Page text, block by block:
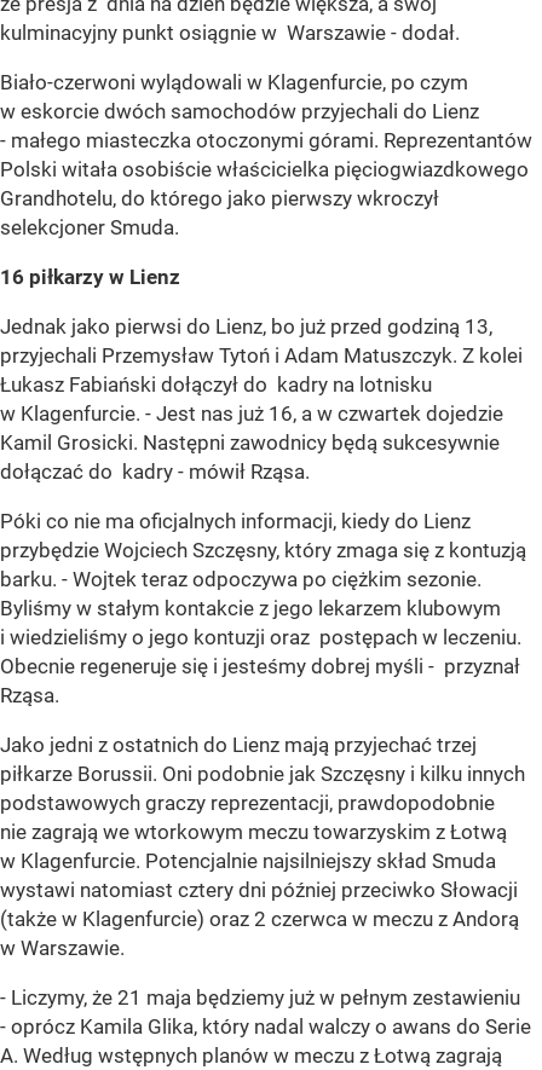
kulminacyjny punkt osiągnie w Warszawie - dodał.
Biało-czerwoni wylądowali w Klagenfurcie, po czym
w eskorcie dwóch samochodów przyjechali do Lienz
- małego miasteczka otoczonymi górami. Reprezentantów
Polski witała osobiście właścicielka pięciogwiazdkowego
Grandhotelu, do którego jako pierwszy wkroczył
selekcjoner Smuda.
16 piłkarzy w Lienz
Jednak jako pierwsi do Lienz, bo już przed godziną 13,
przyjechali Przemysław Tytoń i Adam Matuszczyk. Z kolei
Łukasz Fabiański dołączył do kadry na lotnisku
w Klagenfurcie. - Jest nas już 16, a w czwartek dojedzie
Kamil Grosicki. Następni zawodnicy będą sukcesywnie
dołączać do kadry - mówił Rząsa.
Póki co nie ma oficjalnych informacji, kiedy do Lienz
przybędzie Wojciech Szczęsny, który zmaga się z kontuzją
barku. - Wojtek teraz odpoczywa po ciężkim sezonie.
Byliśmy w stałym kontakcie z jego lekarzem klubowym
i wiedzieliśmy o jego kontuzji oraz postępach w leczeniu.
Obecnie regeneruje się i jesteśmy dobrej myśli - przyznał
Rząsa.
Jako jedni z ostatnich do Lienz mają przyjechać trzej
piłkarze Borussii. Oni podobnie jak Szczęsny i kilku innych
podstawowych graczy reprezentacji, prawdopodobnie
nie zagrają we wtorkowym meczu towarzyskim z Łotwą
w Klagenfurcie. Potencjalnie najsilniejszy skład Smuda
wystawi natomiast cztery dni później przeciwko Słowacji
(także w Klagenfurcie) oraz 2 czerwca w meczu z Andorą
w Warszawie.
- Liczymy, że 21 maja będziemy już w pełnym zestawieniu
- oprócz Kamila Glika, który nadal walczy o awans do Serie
A. Według wstępnych planów w meczu z Łotwą zagrają